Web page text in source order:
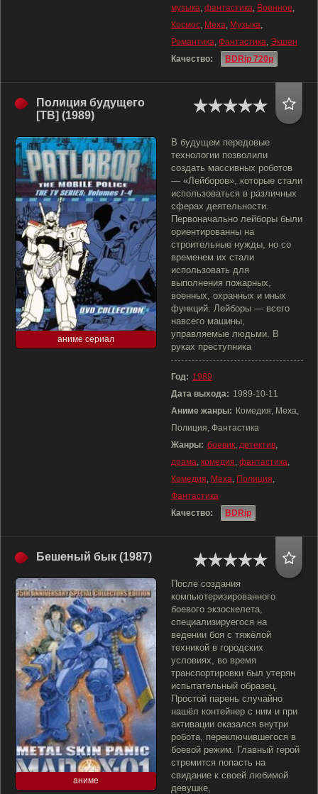
музыка, фантастика, Военное,
Космос, Меха, Музыка,
Романтика, Фантастика, Экшен
Качество:
BDRip 720p
Полиция будущего
[ТВ] (1989)
аниме сериал
В будущем передовые
технологии позволили
создать массивных роботов
— «Лейборов», которые стали
использоваться в различных
сферах деятельности.
Первоначально лейборы были
ориентированны на
строительные нужды, но со
временем их стали
использовать для
выполнения пожарных,
военных, охранных и иных
функций. Лейборы — всего
навсего машины,
управляемые людьми. В
руках преступника
Год: 1989
Дата выхода: 1989-10-11
Аниме жанры: Комедия, Меха,
Полиция, Фантастика
Жанры: боевик, детектив,
драма, комедия, фантастика,
Комедия, Меха, Полиция,
Фантастика
Качество:
BDRip
Бешеный бык (1987)
аниме
После создания
компьютеризированного
боевого экзоскелета,
специализируегося на
ведении боя с тяжёлой
техникой в городских
условиях, во время
транспортировки был утерян
испытательный образец.
Простой парень случайно
нашёл контейнер с ним и при
активации оказался внутри
робота, переключившегося в
боевой режим. Главный герой
стремится попасть на
свидание к своей любимой
девушке,